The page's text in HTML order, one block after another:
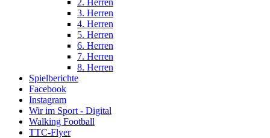
2. Herren
3. Herren
4. Herren
5. Herren
6. Herren
7. Herren
8. Herren
Spielberichte
Facebook
Instagram
Wir im Sport - Digital
Walking Football
TTC-Flyer